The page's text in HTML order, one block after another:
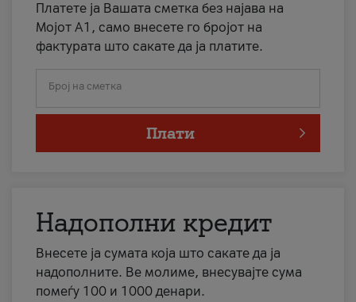
Платете ја Вашата сметка без најава на
Мојот А1, само внесете го бројот на
фактурата што сакате да ја платите.
Број на сметка
Плати
Надополни кредит
Внесете ја сумата која што сакате да ја
надополните. Ве молиме, внесувајте сума
помеѓу 100 и 1000 денари.